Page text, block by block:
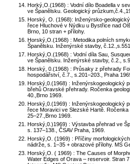
Horký,O.(1968) : Vodní dílo Boadella v
ve Španělsku. Geologický
Horský, O. (1968): Inženýrsko-
řece Hluchové v Nýdku u Bystřice nad
Brno, 10 stran + přílohy.
Horský,O.(1968) : Metodika polních
Španělsku. Inženýrské stavby,
Horský,O.(1968) : Vodní díla Sau,
ve Španělsku. Inženýrské stavby, č.2.,
Horský, 0.(1968) : Průsaky z přehrady
hospodářství, č.7., s.201–203., Praha
Horský,0.(1968) : Inženýrskogeologický
břehů Oravské přehrady. Ročenka
40.,Brno 1969.
Horský,0.(1969) : Inženýrskogeologický
řece Moravici ve Slezské Hartě. Ročenka
25–27.,Brno 1969.
Horský,0.)1969) : Výstavba přehrad ve
s. 137–138., ČSAV Praha, 1969.
Horský,O. (1969) : Příčiny
nádrže, s. 1–35 + obrazové přílohy. MS
Horský,O. ( 1969) : The Causes of
Water Edges of Orava – reservoir. Stran